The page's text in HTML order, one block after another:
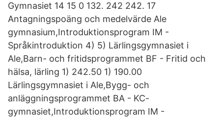
Gymnasiet 14 15 0 132. 242 242. 17
Antagningspoäng och medelvärde Ale
gymnasium,Introduktionsprogram IM -
Språkintroduktion 4) 5) Lärlingsgymnasiet i
Ale,Barn- och fritidsprogrammet BF - Fritid och
hälsa, lärling 1) 242.50 1) 190.00
Lärlingsgymnasiet i Ale,Bygg- och
anläggningsprogrammet BA - KC-
gymnasiet,Introduktionsprogram IM -